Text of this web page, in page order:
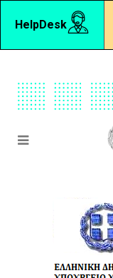
HelpDesk